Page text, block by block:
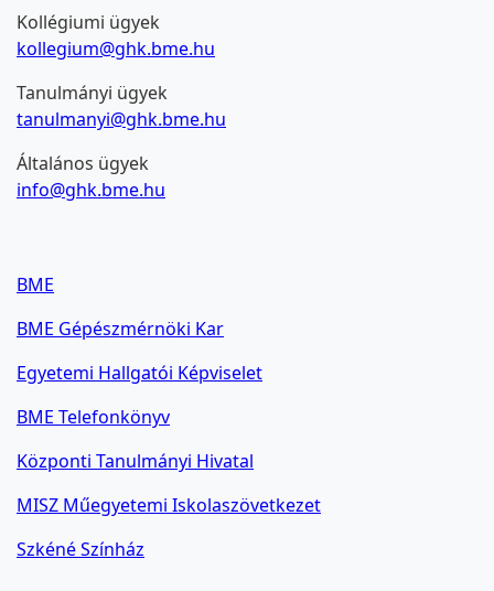
Kollégiumi ügyek
kollegium@ghk.bme.hu
Tanulmányi ügyek
tanulmanyi@ghk.bme.hu
Általános ügyek
info@ghk.bme.hu
BME
BME Gépészmérnöki Kar
Egyetemi Hallgatói Képviselet
BME Telefonkönyv
Központi Tanulmányi Hivatal
MISZ Műegyetemi Iskolaszövetkezet
Szkéné Színház